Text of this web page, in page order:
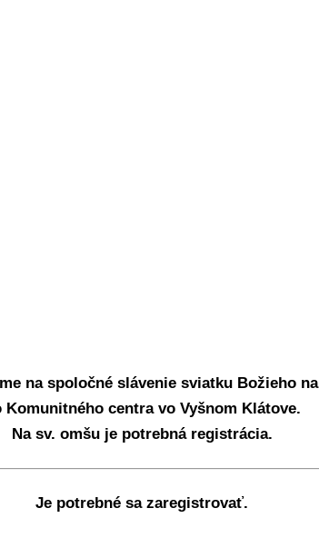
na spoločné slávenie sviatku Božieho
Komunitného centra vo Vyšnom Klátove.
Na sv. omšu je potrebná registrácia.
Je potrebné sa zaregistrovať.